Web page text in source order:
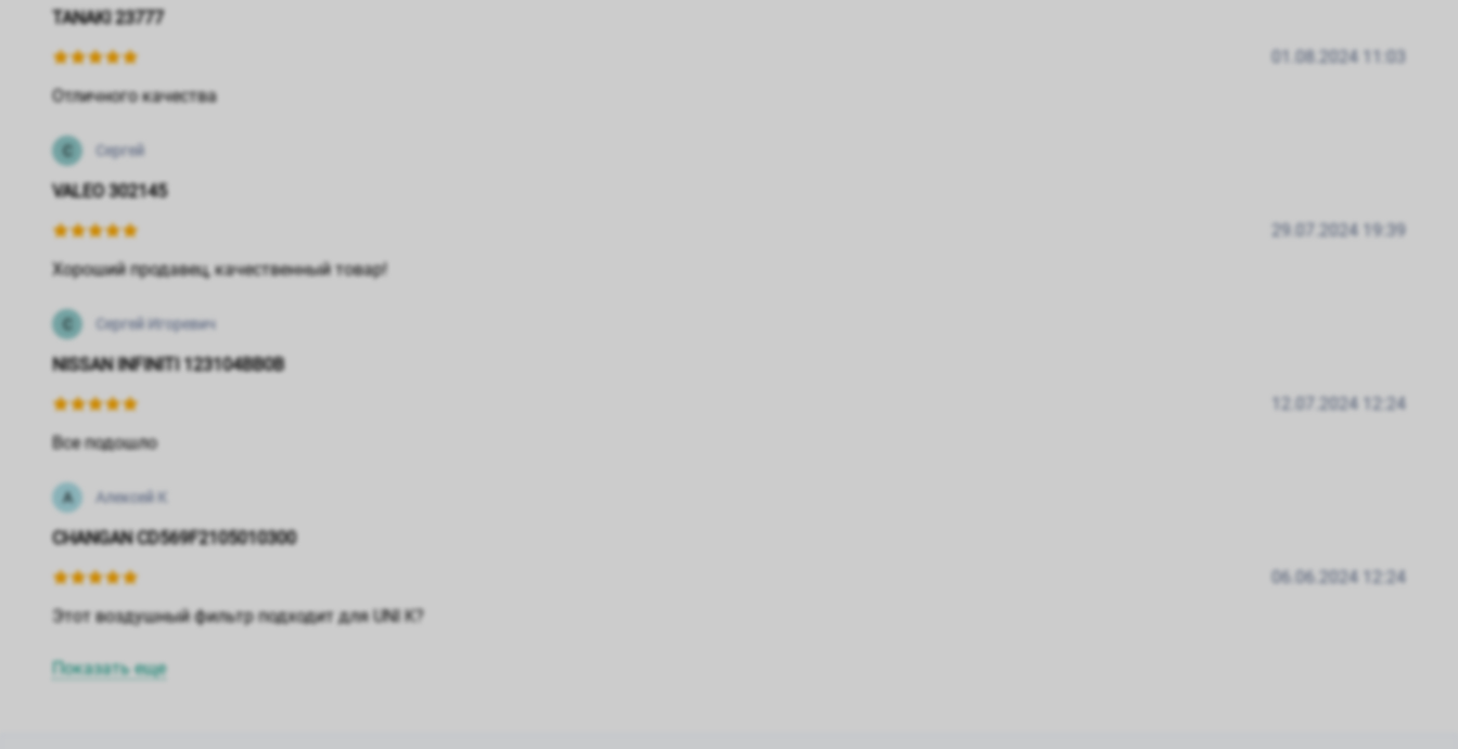
TANAKI 23777
01.08.2024 11:03
Отличного качества
Сергей
VALEO 302145
29.07.2024 19:39
Хороший продавец, качественный товар!
Сергей Игоревич
NISSAN INFINITI 123104BB0B
12.07.2024 12:24
Все подошло
А Алексей К
CHANGAN CD569F2105010300
06.06.2024 12:24
Этот воздушный фильтр подходит для UNI K?
Показать еще